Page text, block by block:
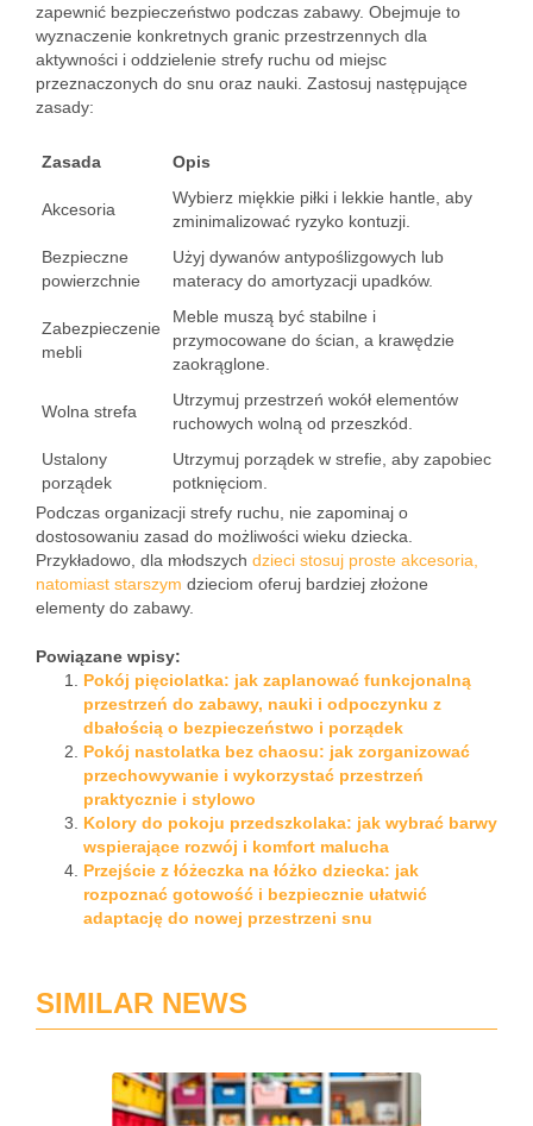
zapewnić bezpieczeństwo podczas zabawy. Obejmuje to
wyznaczenie konkretnych granic przestrzennych dla
aktywności i oddzielenie strefy ruchu od miejsc
przeznaczonych do snu oraz nauki. Zastosuj następujące
zasady:
Zasada Opis
Akcesoria
Wybierz miękkie piłki i lekkie hantle, aby
zminimalizować ryzyko kontuzji.
Bezpieczne
powierzchnie
Użyj dywanów antypoślizgowych lub
materacy do amortyzacji upadków.
Zabezpieczenie
mebli
Meble muszą być stabilne i
przymocowane do ścian, a krawędzie
zaokrąglone.
Wolna strefa
Utrzymuj przestrzeń wokół elementów
ruchowych wolną od przeszkód.
Ustalony
porządek
Utrzymuj porządek w strefie, aby zapobiec
potknięciom.
Podczas organizacji strefy ruchu, nie zapominaj o
dostosowaniu zasad do możliwości wieku dziecka.
Przykładowo, dla młodszych dzieci stosuj proste akcesoria,
natomiast starszym dzieciom oferuj bardziej złożone
elementy do zabawy.
Powiązane wpisy:
Pokój pięciolatka: jak zaplanować funkcjonalną
przestrzeń do zabawy, nauki i odpoczynku z
dbałością o bezpieczeństwo i porządek
Pokój nastolatka bez chaosu: jak zorganizować
przechowywanie i wykorzystać przestrzeń
praktycznie i stylowo
Kolory do pokoju przedszkolaka: jak wybrać barwy
wspierające rozwój i komfort malucha
Przejście z łóżeczka na łóżko dziecka: jak
rozpoznać gotowość i bezpiecznie ułatwić
adaptację do nowej przestrzeni snu
SIMILAR NEWS